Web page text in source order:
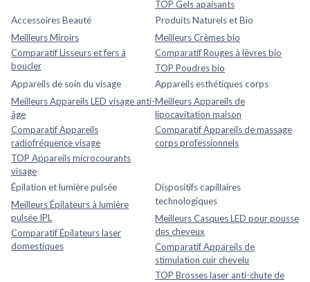
TOP Gels apaisants
Accessoires Beauté
Meilleurs Miroirs
Comparatif Lisseurs et fers à
boucler
Produits Naturels et Bio
Meilleurs Crèmes bio
Comparatif Rouges à lèvres bio
TOP Poudres bio
Appareils de soin du visage
Meilleurs Appareils LED visage anti-
âge
Comparatif Appareils
radiofréquence visage
TOP Appareils microcourants
visage
Appareils esthétiques corps
Meilleurs Appareils de
lipocavitation maison
Comparatif Appareils de massage
corps professionnels
Épilation et lumière pulsée
Meilleurs Épilateurs à lumière
pulsée IPL
Comparatif Épilateurs laser
domestiques
Dispositifs capillaires
technologiques
Meilleurs Casques LED pour pousse
des cheveux
Comparatif Appareils de
stimulation cuir chevelu
TOP Brosses laser anti-chute de